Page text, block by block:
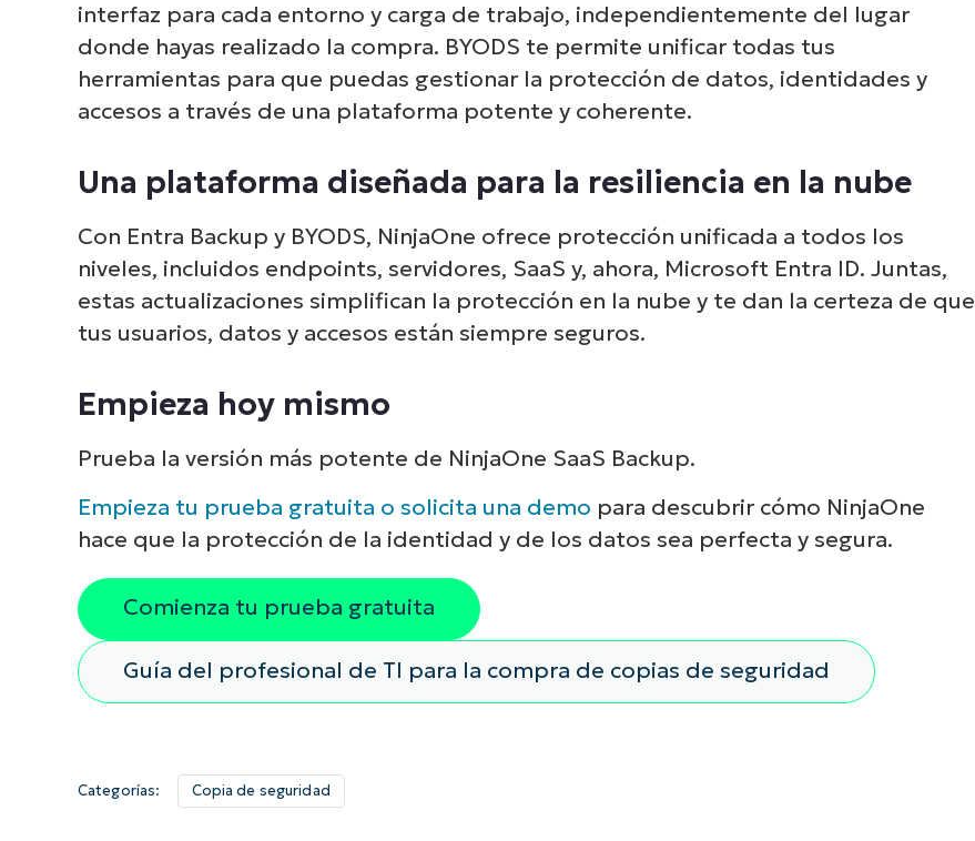
interfaz para cada entorno y carga de trabajo, independientemente del lugar
donde hayas realizado la compra. BYODS te permite unificar todas tus
herramientas para que puedas gestionar la protección de datos, identidades y
accesos a través de una plataforma potente y coherente.
Una plataforma diseñada para la resiliencia en la nube
Con Entra Backup y BYODS, NinjaOne ofrece protección unificada a todos los
niveles, incluidos endpoints, servidores, SaaS y, ahora, Microsoft Entra ID. Juntas,
estas actualizaciones simplifican la protección en la nube y te dan la certeza de que
tus usuarios, datos y accesos están siempre seguros.
Empieza hoy mismo
Prueba la versión más potente de NinjaOne SaaS Backup.
Empieza tu prueba gratuita o solicita una demo para descubrir cómo NinjaOne
hace que la protección de la identidad y de los datos sea perfecta y segura.
Comienza tu prueba gratuita
Guía del profesional de TI para la compra de copias de seguridad
Categorías: Copia de seguridad
Explora las demos